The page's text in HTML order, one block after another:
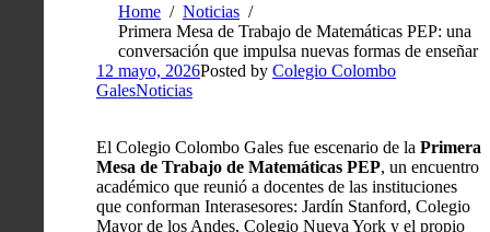
Home
Noticias
Primera Mesa de Trabajo de Matemáticas PEP: una
conversación que impulsa nuevas formas de enseñar
12 mayo, 2026Posted by Colegio Colombo
GalesNoticias
El Colegio Colombo Gales fue escenario de la Primera
Mesa de Trabajo de Matemáticas PEP, un encuentro
académico que reunió a docentes de las instituciones
que conforman Interasesores: Jardín Stanford, Colegio
Mayor de los Andes, Colegio Nueva York y el propio